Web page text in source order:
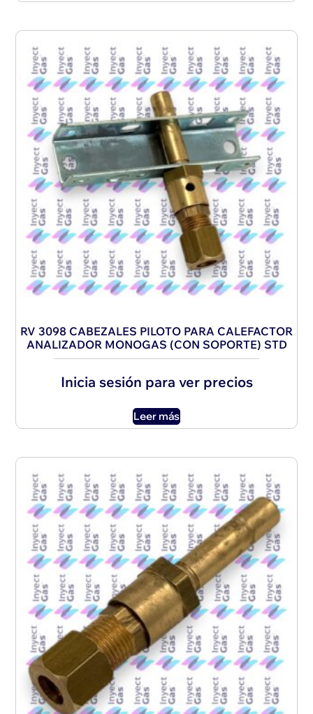
RV 3098 CABEZALES PILOTO PARA CALEFACTOR
ANALIZADOR MONOGAS (CON SOPORTE) STD
Inicia sesión para ver precios
Leer más